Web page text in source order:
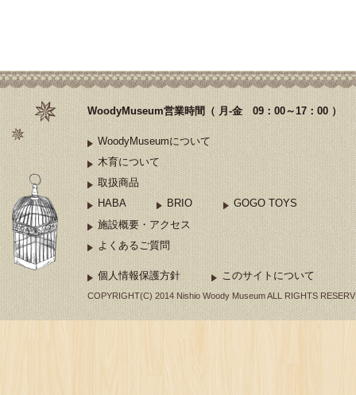
WoodyMuseum営業時間（ 月-金 09：00～17：00 ）
WoodyMuseumについて
木育について
取扱商品
HABA
BRIO
GOGO TOYS
施設概要・アクセス
よくあるご質問
個人情報保護方針 このサイトについて
COPYRIGHT(C) 2014 Nishio Woody Museum ALL RIGHTS